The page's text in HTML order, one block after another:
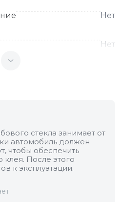
Нет
Нет
Нет
стекла занимает от
автомобиль должен
чтобы обеспечить
клея. После этого
к эксплуатации.